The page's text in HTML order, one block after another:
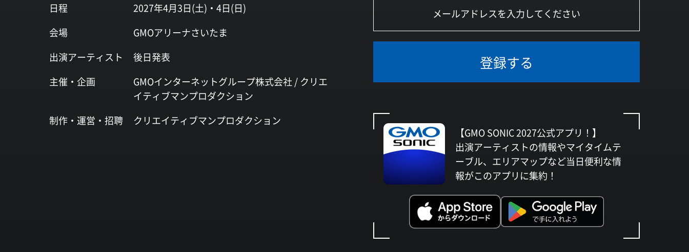
日程
2027年4月3日(土)・4日(日)
会場
GMOアリーナさいたま
出演アーティスト
後日発表
主催・企画
GMOインターネットグループ株式会社 / クリエ
イティブマンプロダクション
制作・運営・ 招聘 クリエイティブマンプロダクション
登録する
【GMO SONIC 2027公式アプリ！】
出演アーティストの情報やマイタイムテ
ーブル、エリアマップなど当日便利な情
報がこのアプリに集約！